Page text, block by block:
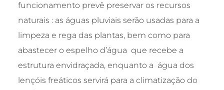
funcionamento prevê preservar os recursos
naturais : as águas pluviais serão usadas para a
limpeza e rega das plantas, bem como para
abastecer o espelho d’água que recebe a
estrutura envidraçada, enquanto a água dos
lençóis freáticos servirá para a climatização do